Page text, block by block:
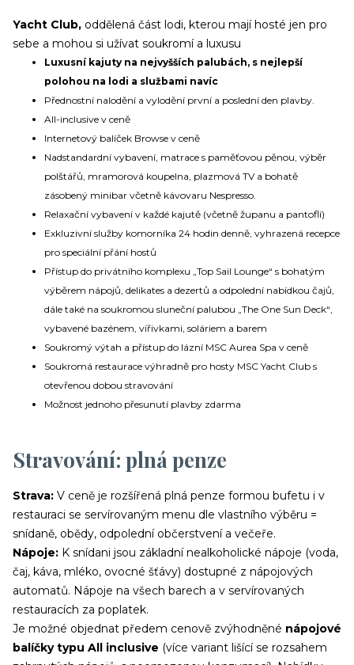
Yacht Club, oddělená část lodi, kterou mají hosté jen pro
sebe a mohou si užívat soukromí a luxusu
Luxusní kajuty na nejvyšších palubách, s nejlepší
polohou na lodi a službami navíc
Přednostní nalodění a vylodění první a poslední den plavby.
All-inclusive v ceně
Internetový balíček Browse v ceně
Nadstandardní vybavení, matrace s paměťovou pěnou, výběr
polštářů, mramorová koupelna, plazmová TV a bohatě
zásobený minibar včetně kávovaru Nespresso.
Relaxační vybavení v každé kajutě (včetně županu a pantoflí)
Exkluzivní služby komorníka 24 hodin denně, vyhrazená recepce
pro speciální přání hostů
Přístup do privátního komplexu „Top Sail Lounge“ s bohatým
výběrem nápojů, delikates a dezertů a odpolední nabídkou čajů,
dále také na soukromou sluneční palubou „The One Sun Deck“,
vybavené bazénem, vířivkami, soláriem a barem
Soukromý výtah a přístup do lázní MSC Aurea Spa v ceně
Soukromá restaurace výhradně pro hosty MSC Yacht Club s
otevřenou dobou stravování
Možnost jednoho přesunutí plavby zdarma
Stravování: plná penze
Strava: V ceně je rozšířená plná penze formou bufetu i v
restauraci se servírovaným menu dle vlastního výběru =
snídaně, obědy, odpolední občerstvení a večeře.
Nápoje: K snídani jsou základní nealkoholické nápoje (voda,
čaj, káva, mléko, ovocné šťávy) dostupné z nápojových
automatů. Nápoje na všech barech a v servírovaných
restauracích za poplatek.
Je možné objednat předem cenově zvýhodněné nápojové
balíčky typu All inclusive (více variant lišící se rozsahem